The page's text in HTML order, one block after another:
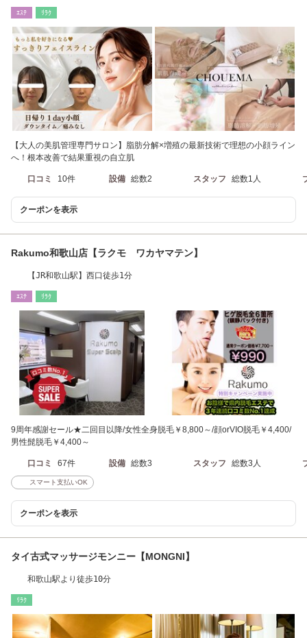
ｴｽﾃ ﾘﾗｸ
【大人の美肌管理専門サロン】脂肪分解×増殖の最新技術で理想の小顔ライン
へ！根本改善で結果重視の自立肌
口コミ 10件 設備 総数2 スタッフ 総数1人
クーポンを表示
Rakumo和歌山店【ラクモ ワカヤマテン】
【JR和歌山駅】西口徒歩1分
ｴｽﾃ ﾘﾗｸ
9周年感謝セール★二回目以降/女性全身脱毛￥8,800～/顔orVIO脱毛￥4,400/
男性髭脱毛￥4,400～
口コミ 67件 設備 総数3 スタッフ 総数3人
スマート支払いOK
クーポンを表示
タイ古式マッサージモンニー【MONGNI】
和歌山駅より徒歩10分
ﾘﾗｸ